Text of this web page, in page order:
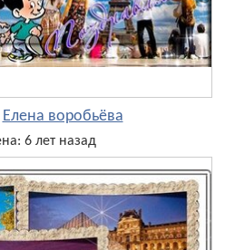
Елена воробьёва
6 лет назад